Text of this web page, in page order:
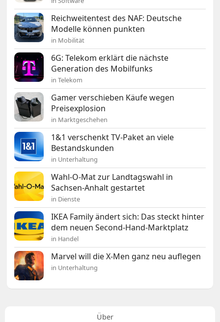
Reichweitentest des NAF: Deutsche
Modelle können punkten
in Mobilität
6G: Telekom erklärt die nächste
Generation des Mobilfunks
in Telekom
Gamer verschieben Käufe wegen
Preisexplosion
in Marktgeschehen
1&1 verschenkt TV-Paket an viele
Bestandskunden
in Unterhaltung
Wahl-O-Mat zur Landtagswahl in
Sachsen-Anhalt gestartet
in Dienste
IKEA Family ändert sich: Das steckt hinter
dem neuen Second-Hand-Marktplatz
in Handel
Marvel will die X-Men ganz neu auflegen
in Unterhaltung
Über